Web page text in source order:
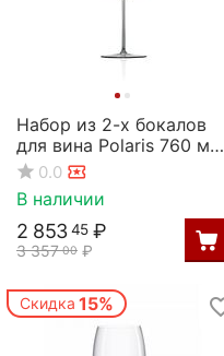
Набор из 2-х бокалов
для вина Polaris 760 мл,
D 105 мм, H 260 мм,
Rona
0.0
В наличии
3 357 00 ₽
2 853 45 ₽
Скидка 15%